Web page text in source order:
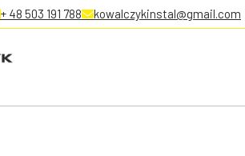
+ 48 503 191 788 kowalczykinstal@gmail.com